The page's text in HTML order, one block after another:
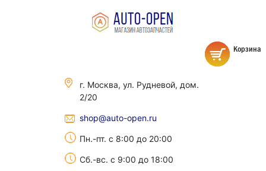
г. Москва, ул. Рудневой, дом.
2/20
shop@auto-open.ru
Пн.-пт. с 8:00 до 20:00
Сб.-вс. с 9:00 до 18:00
Корзина